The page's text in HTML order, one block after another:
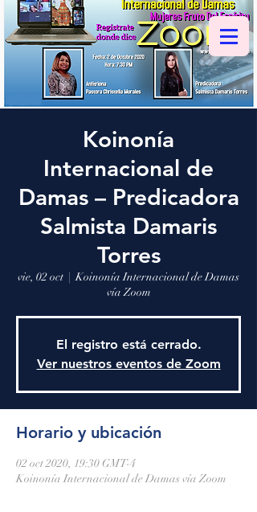
Koinonía
Internacional de
Damas – Predicadora
Salmista Damaris
Torres
vie, 02 oct
  |
Koinonía Internacional de Damas
vía Zoom
El registro está cerrado.
Ver nuestros eventos de Zoom
Horario y ubicación
02 oct 2020, 19:30 GMT-4
Koinonía Internacional de Damas vía Zoom